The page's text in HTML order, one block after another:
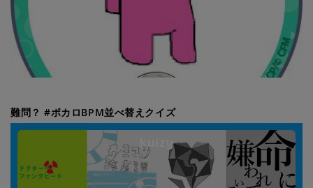
難問？ #ボカロBPM並べ替えクイズ